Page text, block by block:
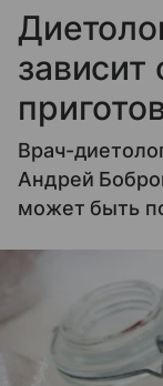
зависит
Врач-
Андрей
может быть